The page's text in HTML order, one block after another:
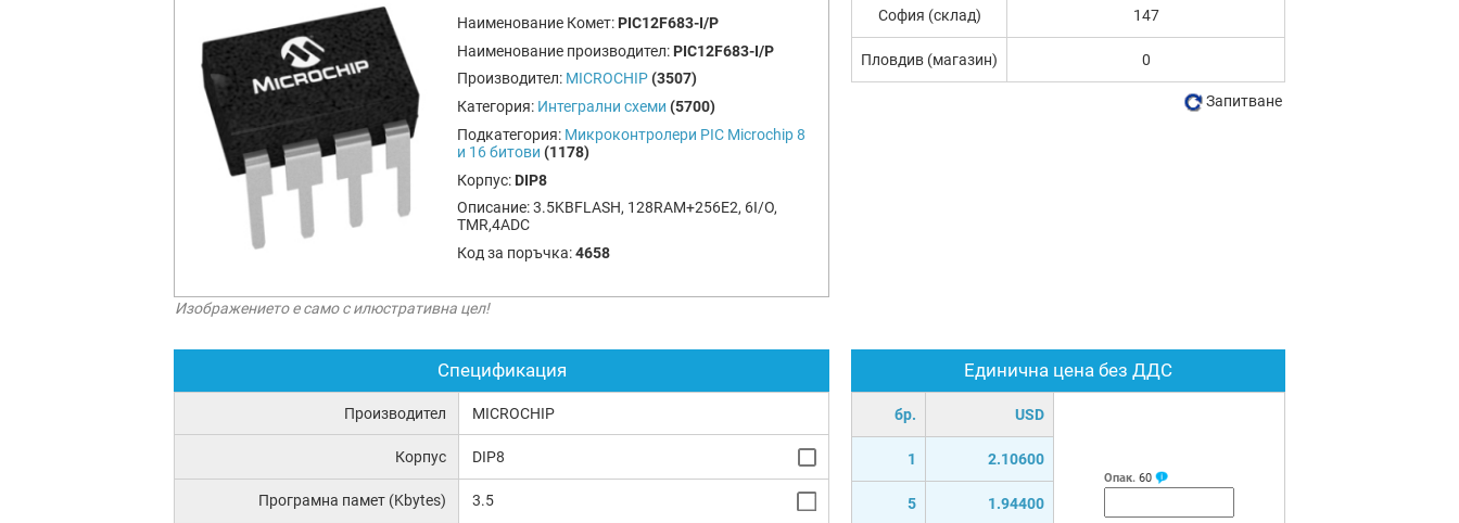
Наименование Комет: PIC12F683-I/P
Наименование производител: PIC12F683-I/P
Производител: MICROCHIP (3507)
Категория: Интегрални схеми (5700)
Подкатегория: Микроконтролери PIC Microchip 8
и 16 битови (1178)
Корпус: DIP8
Описание:3.5KBFLASH, 128RAM+256E2, 6I/O,
TMR,4ADC
Код за поръчка:4658
Изображението е само с илюстративна цел!
Спецификация
Производител MICROCHIP
Корпус DIP8
Програмна памет (Kbytes) 3.5
Единична цена без ДДС
бр. USD
1 2.10600
5 1.94400
Опак. 60
София (склад) 147
Пловдив (магазин) 0
Запитване